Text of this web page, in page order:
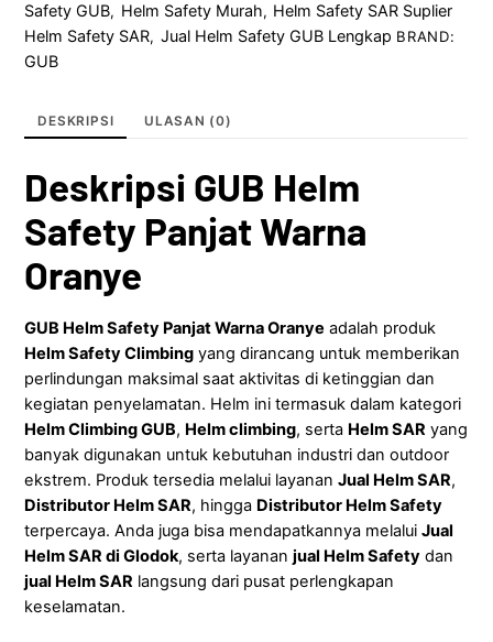
Safety GUB, Helm Safety Murah, Helm Safety SAR Suplier
Helm Safety SAR, Jual Helm Safety GUB Lengkap BRAND:
GUB
DESKRIPSI ULASAN (0)
Deskripsi GUB Helm
Safety Panjat Warna
Oranye
GUB Helm Safety Panjat Warna Oranye adalah produk
Helm Safety Climbing yang dirancang untuk memberikan
perlindungan maksimal saat aktivitas di ketinggian dan
kegiatan penyelamatan. Helm ini termasuk dalam kategori
Helm Climbing GUB, Helm climbing, serta Helm SAR yang
banyak digunakan untuk kebutuhan industri dan outdoor
ekstrem. Produk tersedia melalui layananJual Helm SAR,
Distributor Helm SAR, hingga Distributor Helm Safety
terpercaya. Anda juga bisa mendapatkannya melaluiJual
Helm SAR di Glodok, serta layananjual Helm Safety dan
jual Helm SAR langsung dari pusat perlengkapan
keselamatan.